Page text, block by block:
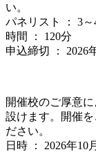
い。
パネリスト ： 3
時間 ： 120分
申込締切 ： 2026
開催校のご厚意
設けます。開催
ださい。
日時 ： 2026年10